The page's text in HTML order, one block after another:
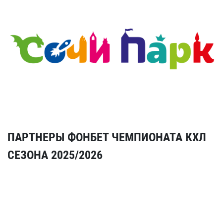
ПАРТНЕРЫ ФОНБЕТ ЧЕМПИОНАТА КХЛ
СЕЗОНА 2025/2026